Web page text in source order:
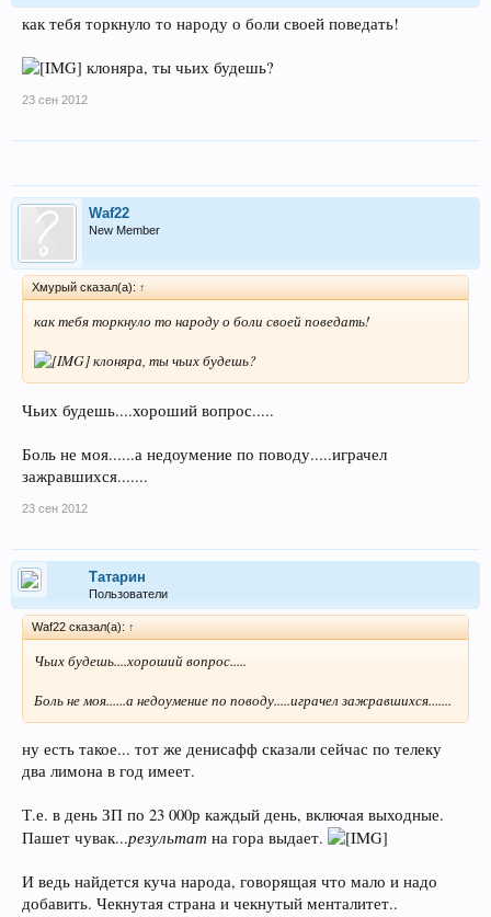
как тебя торкнуло то народу о боли своей поведать!
клоняра, ты чьих будешь?
23 сен 2012
Waf22
New Member
Хмурый сказал(а): ↑
как тебя торкнуло то народу о боли своей поведать!
клоняра, ты чьих будешь?
Чьих будешь....хороший вопрос.....
Боль не моя......а недоумение по поводу.....играчел
зажравшихся.......
23 сен 2012
Татарин
Пользователи
Waf22 сказал(а): ↑
Чьих будешь....хороший вопрос.....
Боль не моя......а недоумение по поводу.....играчел зажравшихся.......
ну есть такое... тот же денисафф сказали сейчас по телеку
два лимона в год имеет.
Т.е. в день ЗП по 23 000р каждый день, включая выходные.
Пашет чувак...результат на гора выдает.
И ведь найдется куча народа, говорящая что мало и надо
добавить. Чекнутая страна и чекнутый менталитет..